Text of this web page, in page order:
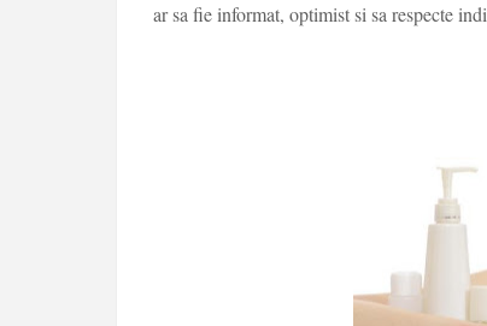
ar sa fie informat, optimist si sa respecte